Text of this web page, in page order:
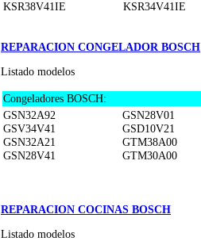
KSR38V41IE
KSR34V41IE
REPARACION CONGELADOR BOSCH
Listado modelos
Congeladores BOSCH:
GSN32A92
GSV34V41
GSN32A21
GSN28V41
GSN28V01
GSD10V21
GTM38A00
GTM30A00
REPARACION COCINAS BOSCH
Listado modelos